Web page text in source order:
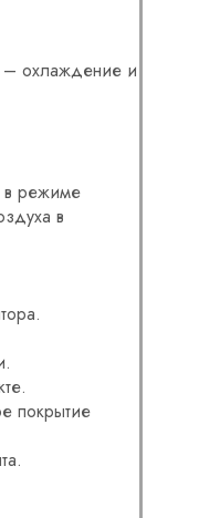
– охлаждение и
в режиме
в
покрытие